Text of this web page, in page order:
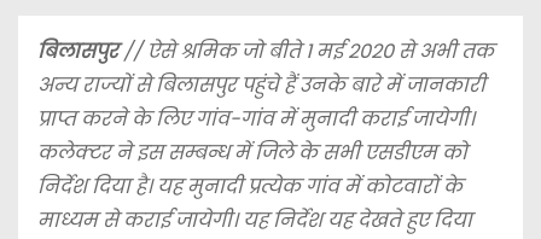
बिलासपुर// ऐसे श्रमिक जो बीते 1 मई 2020 से अभी तक
अन्य राज्यों से बिलासपुर पहुंचे हैं उनके बारे में जानकारी
प्राप्त करने के लिए गांव-गांव में मुनादी कराई जायेगी।
कलेक्टर ने इस सम्बन्ध में जिले के सभी एसडीएम को
निर्देश दिया है। यह मुनादी प्रत्येक गांव में कोटवारों के
माध्यम से कराई जायेगी। यह निर्देश यह देखते हुए दिया